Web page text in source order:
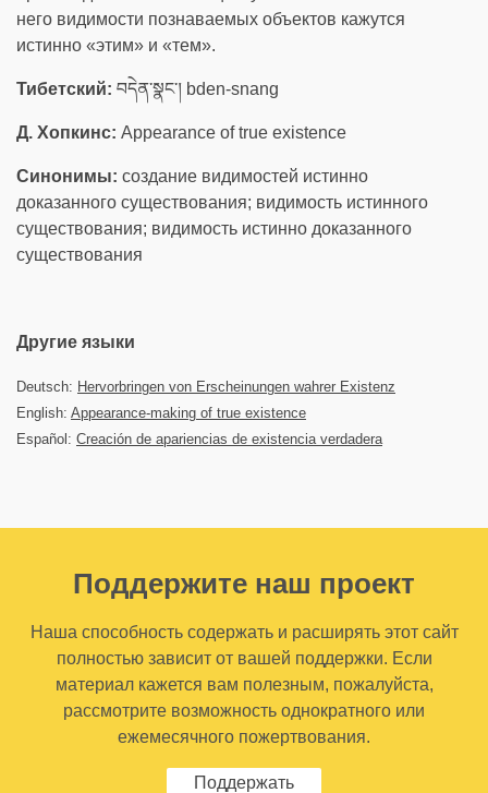
него видимости познаваемых объектов кажутся
истинно «этим» и «тем».
Тибетский: བདེན་སྣང་། bden-snang
Д. Хопкинс: Appearance of true existence
Синонимы: создание видимостей истинно
доказанного существования; видимость истинного
существования; видимость истинно доказанного
существования
Другие языки
Deutsch: Hervorbringen von Erscheinungen wahrer Existenz
English: Appearance-making of true existence
Español: Creación de apariencias de existencia verdadera
Поддержите наш проект
Наша способность содержать и расширять этот сайт
полностью зависит от вашей поддержки. Если
материал кажется вам полезным, пожалуйста,
рассмотрите возможность однократного или
ежемесячного пожертвования.
Поддержать